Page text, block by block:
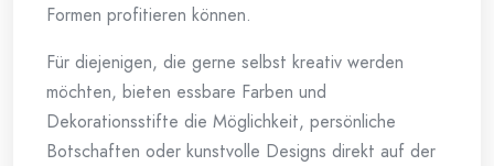
Formen profitieren können.
Für diejenigen, die gerne selbst kreativ werden
möchten, bieten essbare Farben und
Dekorationsstifte die Möglichkeit, persönliche
Botschaften oder kunstvolle Designs direkt auf der